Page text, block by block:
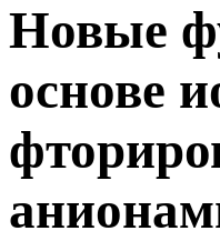
Новые
основе